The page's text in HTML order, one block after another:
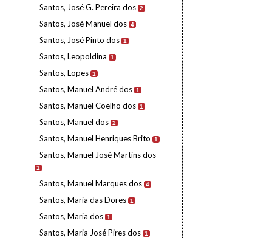
Santos, José G. Pereira dos 2
Santos, José Manuel dos 4
Santos, José Pinto dos 1
Santos, Leopoldina 1
Santos, Lopes 1
Santos, Manuel André dos 1
Santos, Manuel Coelho dos 1
Santos, Manuel dos 2
Santos, Manuel Henriques Brito 1
Santos, Manuel José Martins dos
1
Santos, Manuel Marques dos 4
Santos, Maria das Dores 1
Santos, Maria dos 1
Santos, Maria José Pires dos 1